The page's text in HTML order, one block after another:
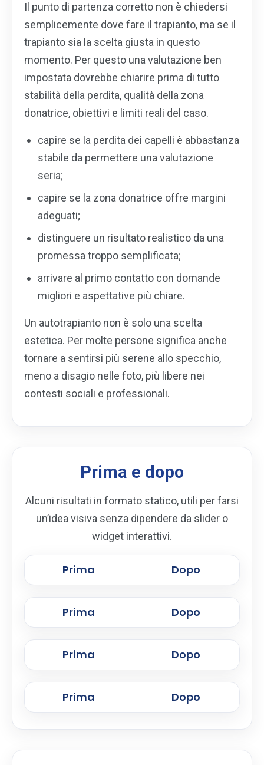
Il punto di partenza corretto non è chiedersi
semplicemente dove fare il trapianto, ma se il
trapianto sia la scelta giusta in questo
momento. Per questo una valutazione ben
impostata dovrebbe chiarire prima di tutto
stabilità della perdita, qualità della zona
donatrice, obiettivi e limiti reali del caso.
capire se la perdita dei capelli è abbastanza
stabile da permettere una valutazione
seria;
capire se la zona donatrice offre margini
adeguati;
distinguere un risultato realistico da una
promessa troppo semplificata;
arrivare al primo contatto con domande
migliori e aspettative più chiare.
Un autotrapianto non è solo una scelta
estetica. Per molte persone significa anche
tornare a sentirsi più serene allo specchio,
meno a disagio nelle foto, più libere nei
contesti sociali e professionali.
Prima e dopo
Alcuni risultati in formato statico, utili per farsi
un’idea visiva senza dipendere da slider o
widget interattivi.
Prima Dopo
Prima Dopo
Prima Dopo
Prima Dopo